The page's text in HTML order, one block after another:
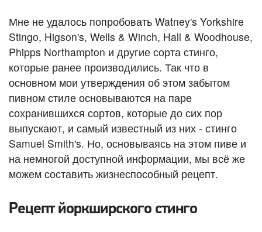
Мне не удалось попробовать Watney's Yorkshire
Stingo, Higson's, Wells & Winch, Hall & Woodhouse,
Phipps Northampton и другие сорта стинго,
которые ранее производились. Так что в
основном мои утверждения об этом забытом
пивном стиле основываются на паре
сохранившихся сортов, которые до сих пор
выпускают, и самый известный из них - стинго
Samuel Smith's. Но, основываясь на этом пиве и
на немногой доступной информации, мы всё же
можем составить жизнеспособный рецепт.
Рецепт йоркширского стинго